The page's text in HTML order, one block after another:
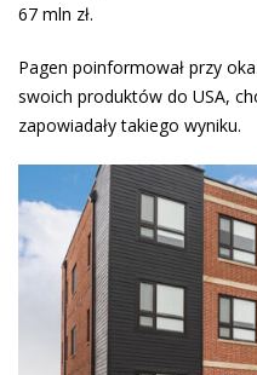
67 mln zł.
Pagen poinformował przy
swoich produktów do USA,
zapowiadały takiego wyniku.